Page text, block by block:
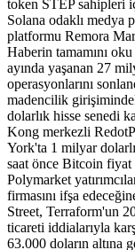
token STEP sahipleri
Solana odaklı medya
platformu Remora
Haberin tamamını
ayında yaşanan 27
operasyonlarını
madencilik
dolarlık hisse senedi
Kong merkezli
York'ta 1 milyar
saat önce Bitcoin fiyat
Polymarket
firmasını ifşa
Street, Terraform'un
ticareti iddialarıyla
63.000 doların altına